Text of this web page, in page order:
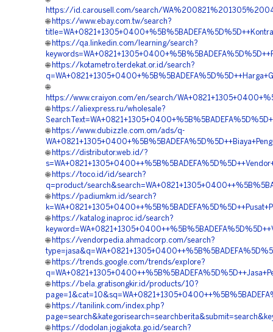
https://id.carousell.com/search/
🌐 https://www.ebay.com.tw/search?
🌐 https://qa.linkedin.com/learning/search?
🌐 https://kotametro.terdekat.or.id/search?
🌐
https://www.craiyon.com/en/search/
🌐 https://aliexpress.ru/wholesale?
🌐 https://www.dubizzle.com.om/ads/q-
🌐 https://distributor.web.id/?
🌐 https://toco.id/id/search?
q=product/
🌐 https://padiumkm.id/search?
🌐 https://katalog.inaproc.id/search?
🌐 https://vendorpedia.ahmadcorp.com/search?
🌐 https://trends.google.com/trends/explore?
🌐 https://bela.gratisongkir.id/products/10?
🌐 https://tanilink.com/index.php?
🌐 https://dodolan.jogjakota.go.id/search?